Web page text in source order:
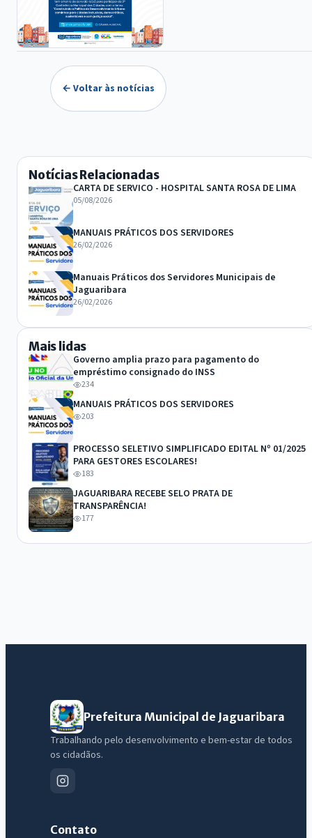
← Voltar às notícias
Notícias Relacionadas
CARTA DE SERVICO - HOSPITAL SANTA ROSA DE LIMA
05/08/2026
MANUAIS PRÁTICOS DOS SERVIDORES
26/02/2026
Manuais Práticos dos Servidores Municipais de
Jaguaribara
26/02/2026
Mais lidas
Governo amplia prazo para pagamento do
empréstimo consignado do INSS
234
MANUAIS PRÁTICOS DOS SERVIDORES
203
PROCESSO SELETIVO SIMPLIFICADO EDITAL Nº 01/2025
PARA GESTORES ESCOLARES!
183
JAGUARIBARA RECEBE SELO PRATA DE
TRANSPARÊNCIA!
177
Prefeitura Municipal de Jaguaribara
Trabalhando pelo desenvolvimento e bem-estar de todos
os cidadãos.
Contato